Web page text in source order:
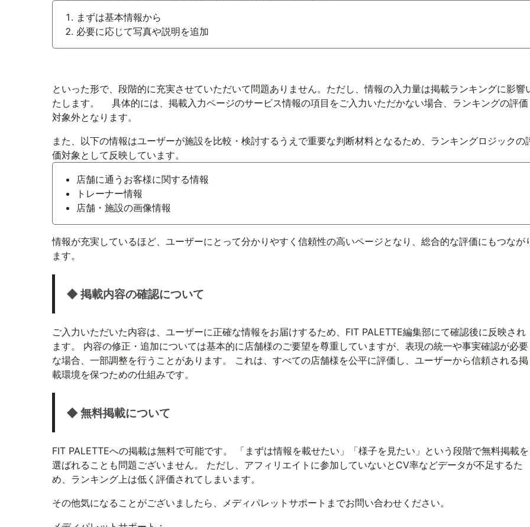
まずは基本情報から
必要に応じて写真や説明を追加
といった形で、段階的に充実させていただいて問題ありません。ただし、情報の入力量は掲載ランキングに影響
たします。 具体的には、掲載入力ページのサービス情報の項目をご入力いただかない場合、ランキングの評価
対象外となります。
また、以下の情報はユーザーが施設を比較・検討するうえで重要な判断材料となるため、ランキングロジックの
価対象として反映しています。
店舗に通うお客様に関する情報
トレーナー情報
店舗・施設の画像情報
情報が充実しているほど、ユーザーにとって分かりやすく信頼性の高いページとなり、総合的な評価にもつなが
ます。
◆ 掲載内容の確認について
ご入力いただいた内容は、ユーザーに正確な情報をお届けするため、FIT PALETTE編集部にて確認後に反映され
ます。 内容の修正・追加については基本的に店舗様のご要望を尊重していますが、表現の統一や事実確認が必要
な場合、一部調整を行うことがあります。 これは、すべての店舗様を公平に評価し、ユーザーから信頼される掲
載環境を保つための仕組みです。
◆ 無料掲載について
FIT PALETTEへの掲載は無料で可能です。 「まずは情報を載せたい」「様子を見たい」という段階で無料掲載を
選ばれることも問題ございません。 ただし、アフィリエイトに参加していないとCV率などデータが不足するた
め、ランキング上は低く評価されてしまいます。
その他気になることがございましたら、メディパレットサポートまでお問い合わせください。